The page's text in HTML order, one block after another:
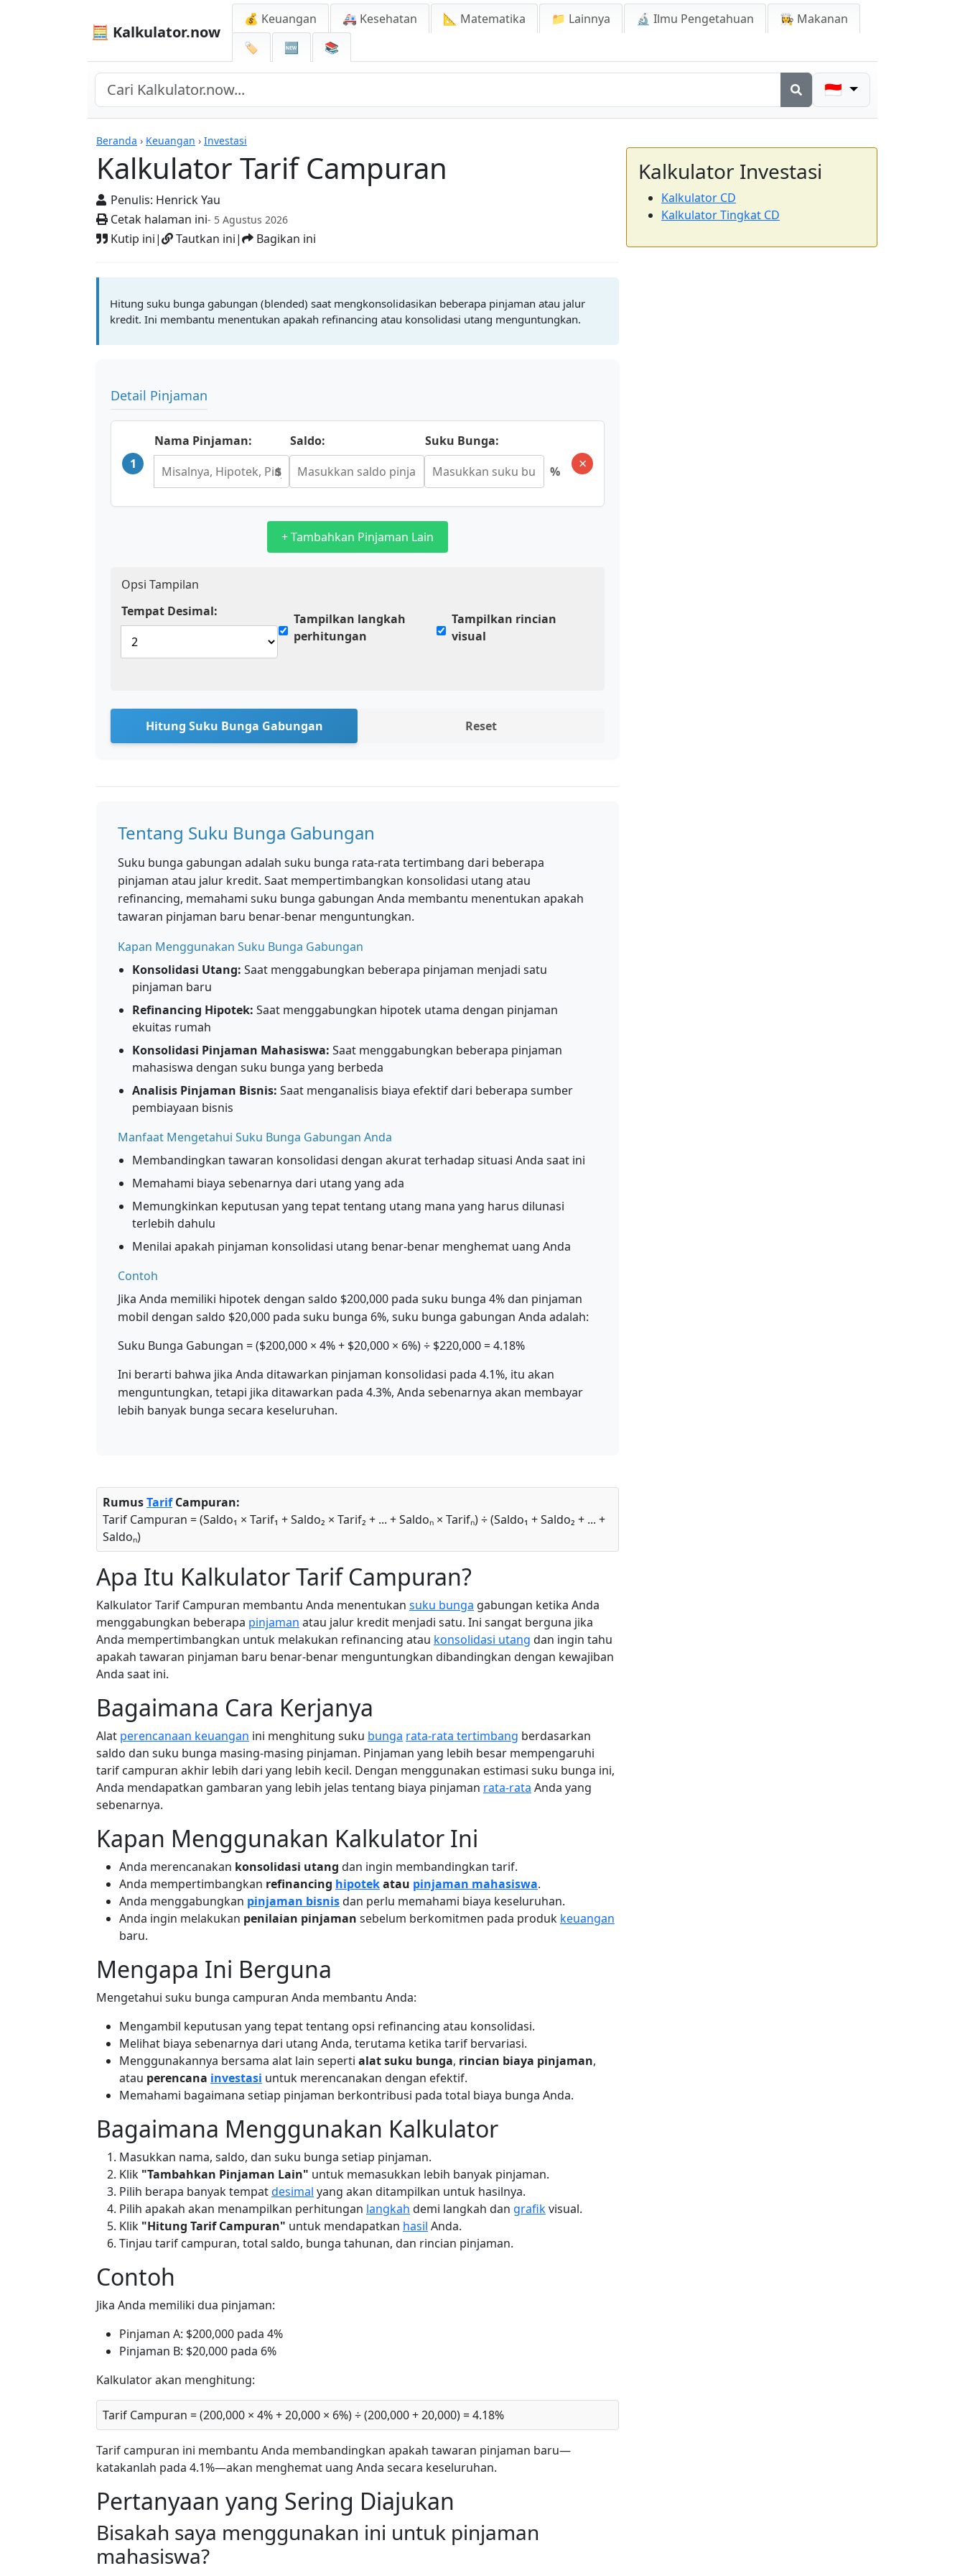
🧮 Kalkulator.now
💰 Keuangan 🚑 Kesehatan 📐 Matematika 📁 Lainnya 🔬 Ilmu Pengetahuan
👩‍🍳 Makanan
🏷️
🆕 📚
🇮🇩
Beranda › Keuangan › Investasi
Kalkulator Tarif Campuran
Penulis: Henrick Yau
Cetak halaman ini- 5 Agustus 2026
Kutip ini| Tautkan ini| Bagikan ini
Kalkulator-kalkulator
Hitung suku bunga gabungan (blended) saat mengkonsolidasikan beberapa pinjaman atau jalur
kredit. Ini membantu menentukan apakah refinancing atau konsolidasi utang menguntungkan.
Detail Pinjaman
1
Nama Pinjaman:
Saldo:
$
Suku Bunga:
%
×
+ Tambahkan Pinjaman Lain
Opsi Tampilan
Tempat Desimal:
Tampilkan langkah
perhitungan
Tampilkan rincian
visual
Hitung Suku Bunga Gabungan Reset
Tentang Suku Bunga Gabungan
Suku bunga gabungan adalah suku bunga rata-rata tertimbang dari beberapa
pinjaman atau jalur kredit. Saat mempertimbangkan konsolidasi utang atau
refinancing, memahami suku bunga gabungan Anda membantu menentukan apakah
tawaran pinjaman baru benar-benar menguntungkan.
Kapan Menggunakan Suku Bunga Gabungan
Konsolidasi Utang: Saat menggabungkan beberapa pinjaman menjadi satu
pinjaman baru
Refinancing Hipotek: Saat menggabungkan hipotek utama dengan pinjaman
ekuitas rumah
Konsolidasi Pinjaman Mahasiswa: Saat menggabungkan beberapa pinjaman
mahasiswa dengan suku bunga yang berbeda
Analisis Pinjaman Bisnis: Saat menganalisis biaya efektif dari beberapa sumber
pembiayaan bisnis
Manfaat Mengetahui Suku Bunga Gabungan Anda
Membandingkan tawaran konsolidasi dengan akurat terhadap situasi Anda saat ini
Memahami biaya sebenarnya dari utang yang ada
Memungkinkan keputusan yang tepat tentang utang mana yang harus dilunasi
terlebih dahulu
Menilai apakah pinjaman konsolidasi utang benar-benar menghemat uang Anda
Contoh
Jika Anda memiliki hipotek dengan saldo $200,000 pada suku bunga 4% dan pinjaman
mobil dengan saldo $20,000 pada suku bunga 6%, suku bunga gabungan Anda adalah:
Suku Bunga Gabungan = ($200,000 × 4% + $20,000 × 6%) ÷ $220,000 = 4.18%
Ini berarti bahwa jika Anda ditawarkan pinjaman konsolidasi pada 4.1%, itu akan
menguntungkan, tetapi jika ditawarkan pada 4.3%, Anda sebenarnya akan membayar
lebih banyak bunga secara keseluruhan.
RumusTarifCampuran:
Tarif Campuran = (Saldo₁ × Tarif₁ + Saldo₂ × Tarif₂ + ... + Saldoₙ × Tarifₙ) ÷ (Saldo₁ + Saldo₂ + ... +
Saldoₙ)
Apa Itu Kalkulator Tarif Campuran?
Kalkulator Tarif Campuran membantu Anda menentukan suku bunga gabungan ketika Anda
menggabungkan beberapa pinjaman atau jalur kredit menjadi satu. Ini sangat berguna jika
Anda mempertimbangkan untuk melakukan refinancing atau konsolidasi utang dan ingin tahu
apakah tawaran pinjaman baru benar-benar menguntungkan dibandingkan dengan kewajiban
Anda saat ini.
Bagaimana Cara Kerjanya
Alat perencanaan keuangan ini menghitung suku bunga rata-rata tertimbang berdasarkan
saldo dan suku bunga masing-masing pinjaman. Pinjaman yang lebih besar mempengaruhi
tarif campuran akhir lebih dari yang lebih kecil. Dengan menggunakan estimasi suku bunga ini,
Anda mendapatkan gambaran yang lebih jelas tentang biaya pinjaman rata-rata Anda yang
sebenarnya.
Kapan Menggunakan Kalkulator Ini
Anda merencanakan konsolidasi utang dan ingin membandingkan tarif.
Anda mempertimbangkan refinancing hipotekatau pinjaman mahasiswa.
Anda menggabungkan pinjaman bisnisdan perlu memahami biaya keseluruhan.
Anda ingin melakukan penilaian pinjaman sebelum berkomitmen pada produk keuangan
baru.
Mengapa Ini Berguna
Mengetahui suku bunga campuran Anda membantu Anda:
Mengambil keputusan yang tepat tentang opsi refinancing atau konsolidasi.
Melihat biaya sebenarnya dari utang Anda, terutama ketika tarif bervariasi.
Menggunakannya bersama alat lain seperti alat suku bunga, rincian biaya pinjaman,
atau perencana investasi untuk merencanakan dengan efektif.
Memahami bagaimana setiap pinjaman berkontribusi pada total biaya bunga Anda.
Bagaimana Menggunakan Kalkulator
Masukkan nama, saldo, dan suku bunga setiap pinjaman.
Klik "Tambahkan Pinjaman Lain" untuk memasukkan lebih banyak pinjaman.
Pilih berapa banyak tempatdesimal yang akan ditampilkan untuk hasilnya.
Pilih apakah akan menampilkan perhitungan langkah demi langkah dan grafikvisual.
Klik "Hitung Tarif Campuran" untuk mendapatkan hasil Anda.
Tinjau tarif campuran, total saldo, bunga tahunan, dan rincian pinjaman.
Contoh
Jika Anda memiliki dua pinjaman:
Pinjaman A: $200,000 pada 4%
Pinjaman B: $20,000 pada 6%
Kalkulator akan menghitung:
Tarif Campuran = (200,000 × 4% + 20,000 × 6%) ÷ (200,000 + 20,000) = 4.18%
Tarif campuran ini membantu Anda membandingkan apakah tawaran pinjaman baru—
katakanlah pada 4.1%—akan menghemat uang Anda secara keseluruhan.
Pertanyaan yang Sering Diajukan
Bisakah saya menggunakan ini untuk pinjaman
mahasiswa?
Kalkulator Investasi
Kalkulator CD
Kalkulator Tingkat CD